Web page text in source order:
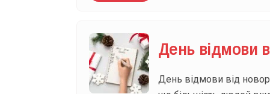
День відмови
День відмови від